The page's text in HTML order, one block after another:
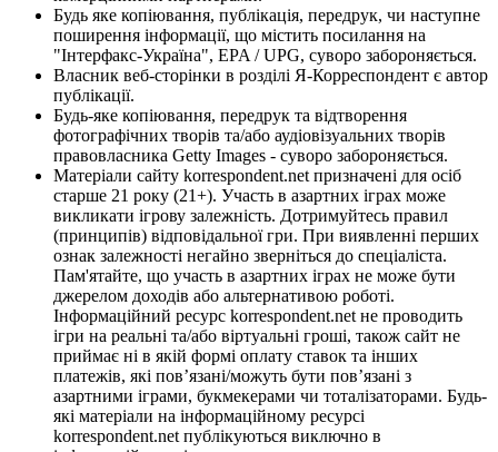
Будь яке копіювання, публікація, передрук, чи наступне
поширення інформації, що містить посилання на
"Інтерфакс-Україна", EPA / UPG, суворо забороняється.
Власник веб-сторінки в розділі Я-Корреспондент є автор
публікації.
Будь-яке копіювання, передрук та відтворення
фотографічних творів та/або аудіовізуальних творів
правовласника Getty Images - суворо забороняється.
Матеріали сайту korrespondent.net призначені для осіб
старше 21 року (21+). Участь в азартних іграх може
викликати ігрову залежність. Дотримуйтесь правил
(принципів) відповідальної гри. При виявленні перших
ознак залежності негайно зверніться до спеціаліста.
Пам'ятайте, що участь в азартних іграх не може бути
джерелом доходів або альтернативою роботі.
Інформаційний ресурс korrespondent.net не проводить
ігри на реальні та/або віртуальні гроші, також сайт не
приймає ні в якій формі оплату ставок та інших
платежів, які пов’язані/можуть бути пов’язані з
азартними іграми, букмекерами чи тоталізаторами. Будь-
які матеріали на інформаційному ресурсі
korrespondent.net публікуються виключно в